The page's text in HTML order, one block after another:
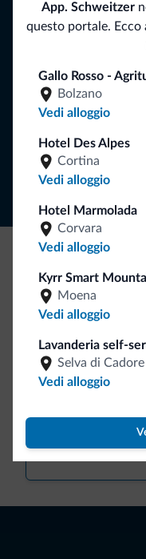
App. Schweitzer
questo portale. Ecco
Gallo Rosso -
Bolzano
Vedi alloggio
Hotel Des Alpes
Cortina
Vedi alloggio
Hotel Marmolada
Corvara
Vedi alloggio
Kyrr Smart
Moena
Vedi alloggio
Lavanderia self-
Selva di Cadore
Vedi alloggio
Riceverai
Be Original,
Ce l'avete chiesto in
Dolomiti.it!